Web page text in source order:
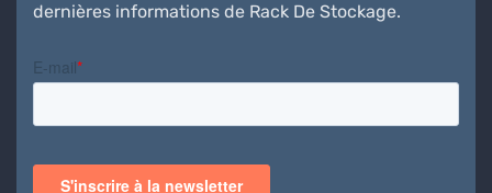
dernières informations de Rack De Stockage.